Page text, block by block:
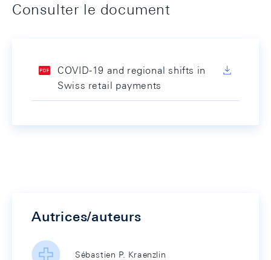
Consulter le document
COVID-19 and regional shifts in
Swiss retail payments
Autrices/auteurs
Sébastien P. Kraenzlin